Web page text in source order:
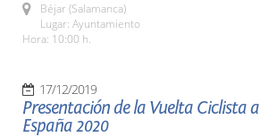
Béjar (Salamanca)
Lugar: Ayuntamiento
Hora: 10:00 h.
17/12/2019
Presentación de la Vuelta Ciclista a
España 2020